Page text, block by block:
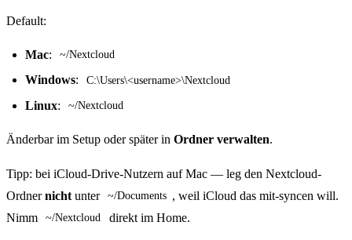
Default:
Mac: ~/Nextcloud
Windows: C:\Users\<username>\Nextcloud
Linux: ~/Nextcloud
Änderbar im Setup oder später in Ordner verwalten.
Tipp: bei iCloud-Drive-Nutzern auf Mac — leg den Nextcloud-
Ordnernicht unter ~/Documents , weil iCloud das mit-syncen will.
Nimm
~/Nextcloud direkt im Home.